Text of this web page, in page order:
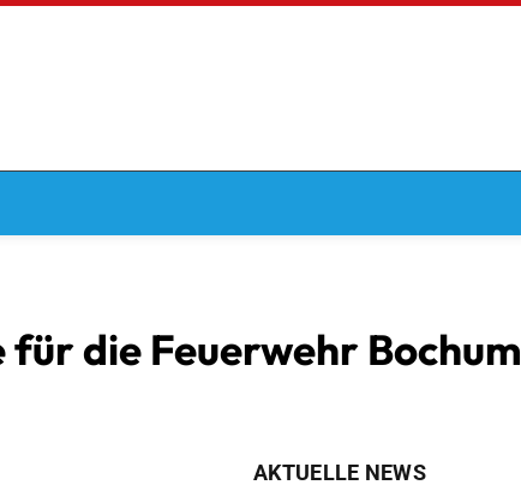
die Feuerwehr Bochum
AKTUELLE NEWS